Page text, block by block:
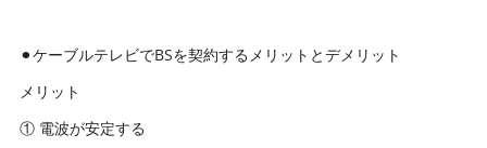
⚫︎ケーブルテレビでBSを契約するメリットとデメリット
メリット
① 電波が安定する